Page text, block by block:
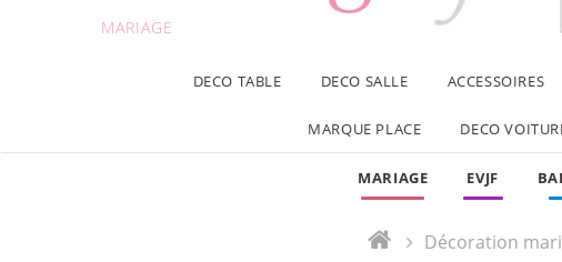
MARIAGE
DECO TABLE DECO SALLE ACCESSOIRES
MARQUE PLACE DECO
MARIAGE EVJF
Décoration